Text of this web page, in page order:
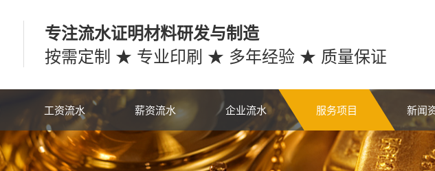
专注流水证明材料研发与制造
按需定制 ★ 专业印刷 ★ 多年经验 ★ 质量保证
工资流水 薪资流水 企业流水 服务项目 新闻